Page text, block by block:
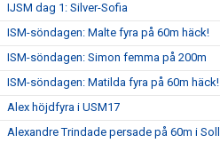
IJSM dag 1: Silver-Sofia
ISM-söndagen: Malte fyra på 60m häck!
ISM-söndagen: Simon femma på 200m
ISM-söndagen: Matilda fyra på 60m häck!
Alex höjdfyra i USM17
Alexandre Trindade persade på 60m i